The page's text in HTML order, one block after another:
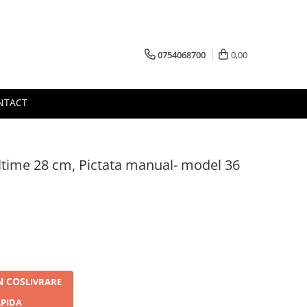
0754068700 0,00
28 cm, Pictata manual- model 36
COSLIVRARE